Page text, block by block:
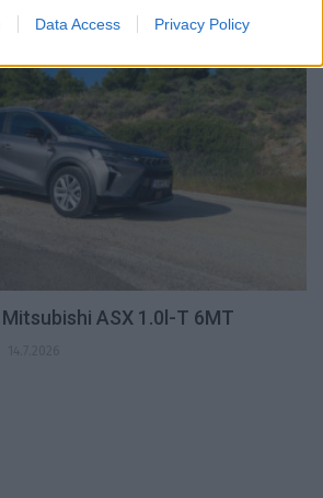
Data Access Privacy Policy
ASX 1.0l-T 6MT